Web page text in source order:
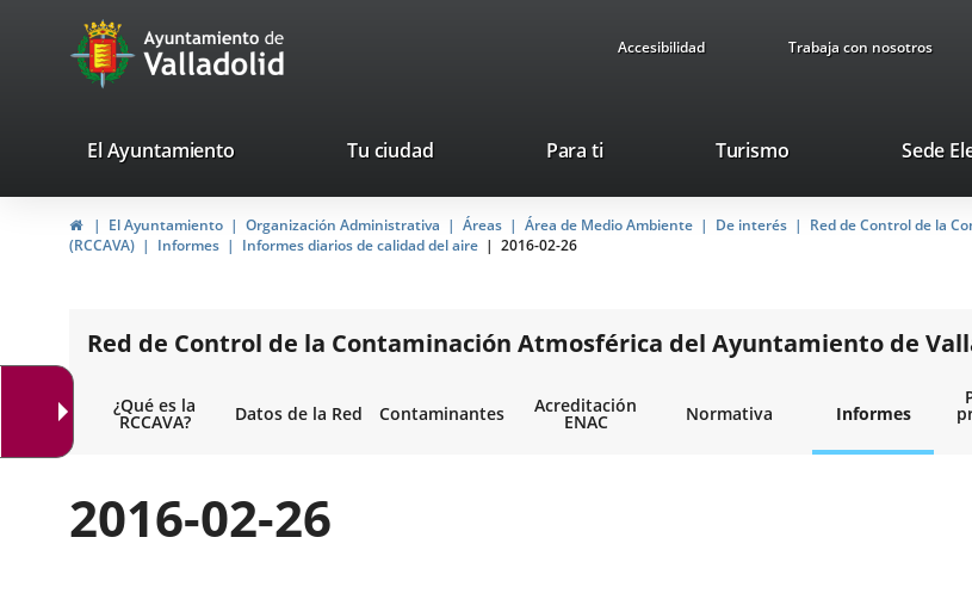
Portal
Web
Ayuntamiento
de
Valladolid
Accesibilidad Trabaja con nosotros
valladolid.es
El Ayuntamiento Tu ciudad Para ti TurismoThis
will
open
up
window.
Sede
HomeEl Ayuntamiento Organización Administrativa Áreas Área de Medio Ambiente De interés
Red de Control de la
(RCCAVA)
Informes Informes diarios de calidad del aire 2016-02-26
Red de Control de la Contaminación Atmosférica del Ayuntamiento de
¿Qué es la
RCCAVA? Datos de la Red Contaminantes Acreditación
ENAC Normativa Informes
2016-02-26